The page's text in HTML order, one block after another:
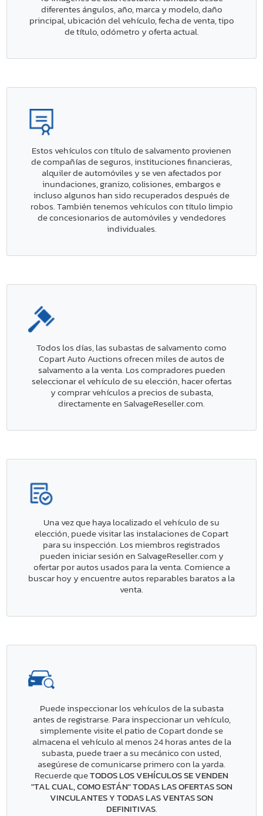
diferentes ángulos, año, marca y modelo, daño
principal, ubicación del vehículo, fecha de venta, tipo
de título, odómetro y oferta actual.
Estos vehículos con título de salvamento provienen
de compañías de seguros, instituciones financieras,
alquiler de automóviles y se ven afectados por
inundaciones, granizo, colisiones, embargos e
incluso algunos han sido recuperados después de
robos. También tenemos vehículos con título limpio
de concesionarios de automóviles y vendedores
individuales.
Todos los días, las subastas de salvamento como
Copart Auto Auctions ofrecen miles de autos de
salvamento a la venta. Los compradores pueden
seleccionar el vehículo de su elección, hacer ofertas
y comprar vehículos a precios de subasta,
directamente en SalvageReseller.com.
Una vez que haya localizado el vehículo de su
elección, puede visitar las instalaciones de Copart
para su inspección. Los miembros registrados
pueden iniciar sesión en SalvageReseller.com y
ofertar por autos usados para la venta. Comience a
buscar hoy y encuentre autos reparables baratos a la
venta.
Puede inspeccionar los vehículos de la subasta
antes de registrarse. Para inspeccionar un vehículo,
simplemente visite el patio de Copart donde se
almacena el vehículo al menos 24 horas antes de la
subasta, puede traer a su mecánico con usted,
asegúrese de comunicarse primero con la yarda.
Recuerde queTODOS LOS VEHÍCULOS SE VENDEN
"TAL CUAL, COMO ESTÁN" TODAS LAS OFERTAS SON
VINCULANTES Y TODAS LAS VENTAS SON
DEFINITIVAS.